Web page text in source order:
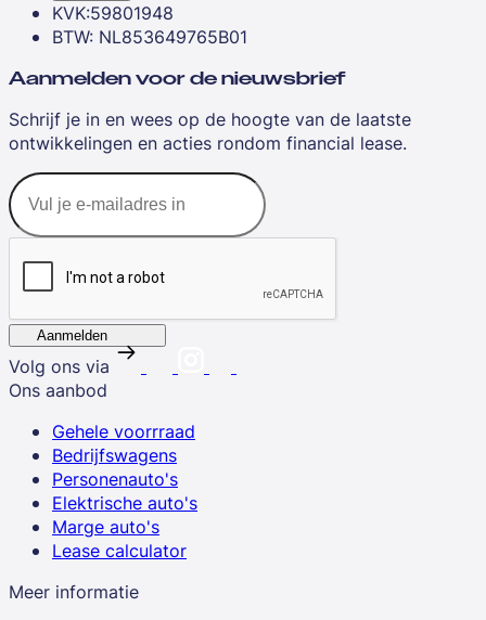
KVK:59801948
BTW: NL853649765B01
Aanmelden voor de nieuwsbrief
Schrijf je in en wees op de hoogte van de laatste
ontwikkelingen en acties rondom financial lease.
Aanmelden
Volg ons via
Ons aanbod
Gehele voorrraad
Bedrijfswagens
Personenauto's
Elektrische auto's
Marge auto's
Lease calculator
Meer informatie